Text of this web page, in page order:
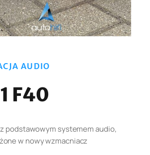
AUDIO
F40
z podstawowym systemem audio,
w nowy wzmacniacz